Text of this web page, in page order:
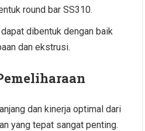
round bar SS310.
dibentuk dengan baik
dan ekstrusi.
dan kinerja optimal dari
yang tepat sangat penting.